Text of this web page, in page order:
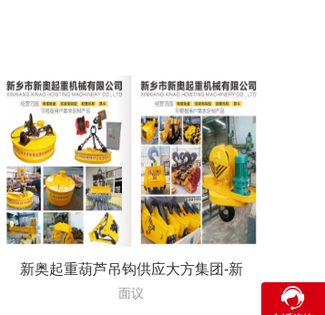
新奥起重葫芦吊钩供应大方集团-新
奥起重吊钩供
面议 咨询